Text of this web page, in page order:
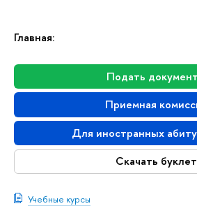
Главная:
Подать
Приемная
Для иностранных
Скачать буклет
Учебные курсы